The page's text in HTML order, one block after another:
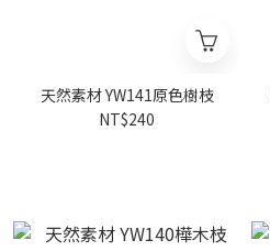
天然素材 YW141原色樹枝
NT$240